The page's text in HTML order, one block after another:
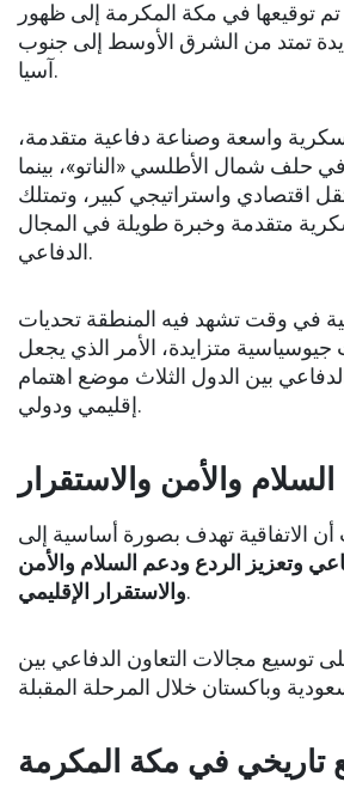
تم توقيعها في مكة المكرمة إلى ظهور
تمتد من الشرق الأوسط إلى جنوب
آسيا.
واسعة وصناعة دفاعية متقدمة،
حلف شمال الأطلسي «الناتو»، بينما
اقتصادي واستراتيجي كبير، وتمتلك
متقدمة وخبرة طويلة في المجال
الدفاعي.
في وقت تشهد فيه المنطقة تحديات
جيوسياسية متزايدة، الأمر الذي يجعل
بين الدول الثلاث موضع اهتمام
إقليمي ودولي.
والأمن والاستقرار
أن الاتفاقية تهدف بصورة أساسية إلى
وتعزيز الردع ودعم السلام والأمن
والاستقرار الإقليمي.
توسيع مجالات التعاون الدفاعي بين
تاريخي في مكة المكرمة